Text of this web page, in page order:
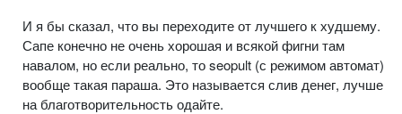
И я бы сказал, что вы переходите от лучшего к худшему.
Сапе конечно не очень хорошая и всякой фигни там
навалом, но если реально, то seopult (с режимом автомат)
вообще такая параша. Это называется слив денег, лучше
на благотворительность одайте.